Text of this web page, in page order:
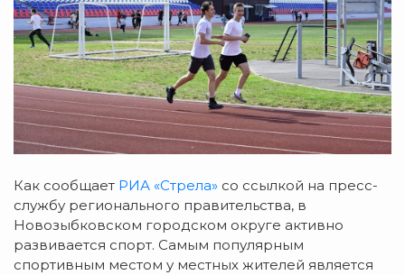
Как сообщает РИА «Стрела» со ссылкой на пресс-
службу регионального правительства, в
Новозыбковском городском округе активно
развивается спорт. Самым популярным
спортивным местом у местных жителей является